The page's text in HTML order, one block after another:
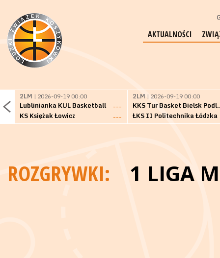
AKTUALNOŚCI
2LM | 2026-09-19 00:00
Lublinianka KUL Basketball
---
KS Księżak Łowicz
---
2LM | 2026-09-19 00:00
KKS Tur
ŁKS II Politechnika Łódzka
ROZGRYWKI: 1 LIGA